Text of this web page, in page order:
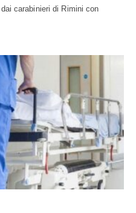
carabinieri di Rimini con